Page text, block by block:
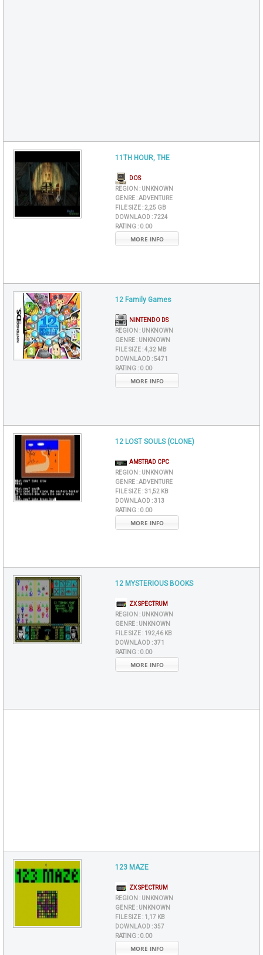
11TH HOUR, THE
DOS
REGION : UNKNOWN
GENRE :ADVENTURE
FILE SIZE :2,25 GB
DOWNLAOD :7224
RATING : 0.00
MORE INFO
12 Family Games
NINTENDO DS
REGION : UNKNOWN
GENRE : UNKNOWN
FILE SIZE :4,32 MB
DOWNLAOD :5471
RATING : 0.00
MORE INFO
12 LOST SOULS (CLONE)
AMSTRAD CPC
REGION : UNKNOWN
GENRE :ADVENTURE
FILE SIZE :31,52 KB
DOWNLAOD :313
RATING : 0.00
MORE INFO
12 MYSTERIOUS BOOKS
ZX SPECTRUM
REGION : UNKNOWN
GENRE : UNKNOWN
FILE SIZE : 192,46 KB
DOWNLAOD :371
RATING : 0.00
MORE INFO
123 MAZE
ZX SPECTRUM
REGION : UNKNOWN
GENRE : UNKNOWN
FILE SIZE : 1,17 KB
DOWNLAOD :357
RATING : 0.00
MORE INFO